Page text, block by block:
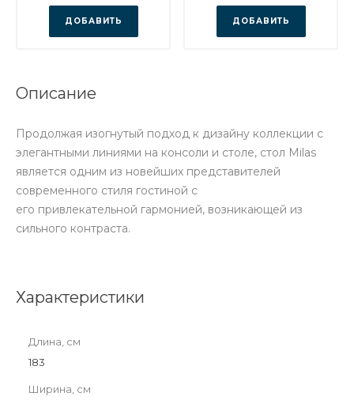
ДОБАВИТЬ ДОБАВИТЬ
Описание
Продолжая изогнутый подход к дизайну коллекции с
элегантными линиями на консоли и столе, стол Milas
является одним из новейших представителей
современного стиля гостиной с
его привлекательной гармонией, возникающей из
сильного контраста.
Характеристики
Длина, см
183
Ширина, см